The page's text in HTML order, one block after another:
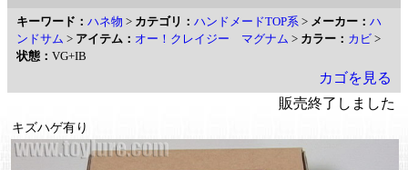
キーワード： ハネ物 > カテゴリ： ハンドメードTOP系 > メーカー： ハ
ンドサム > アイテム： オー！クレイジー マグナム > カラー： カビ >
状態： VG+IB
カゴを見る
販売終了しました
キズハゲ有り